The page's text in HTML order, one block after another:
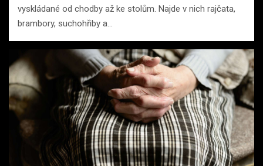
vyskládané od chodby až ke stolům. Najde v nich rajčata,
brambory, suchohřiby a…